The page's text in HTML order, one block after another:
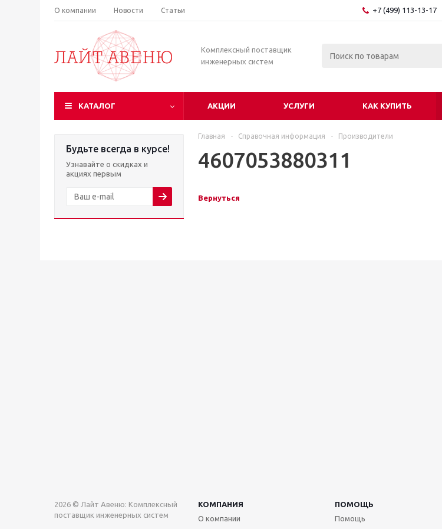
О компании Новости Статьи +7 (499) 113-13-17
Комплексный поставщик
инженерных систем
КАТАЛОГ АКЦИИ УСЛУГИ КАК КУПИТЬ
Будьте всегда в курсе!
Узнавайте о скидках и
акциях первым
Главная - Справочная информация - Производители
4607053880311
Вернуться
2026 © Лайт Авеню: Комплексный
поставщик инженерных систем
КОМПАНИЯ ПОМОЩЬ
О компании
Помощь